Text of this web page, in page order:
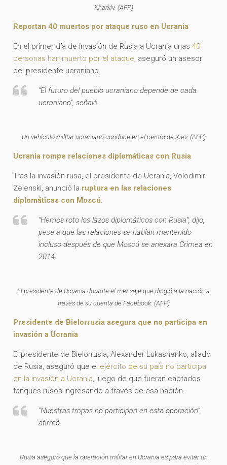
Kharkiv. (AFP)
Reportan 40 muertos por ataque ruso en Ucrania
En el primer día de invasión de Rusia a Ucrania unas40
personas han muerto por el ataque, aseguró un asesor
del presidente ucraniano.
“El futuro del pueblo ucraniano depende de cada
ucraniano”, señaló.
Un vehículo militar ucraniano conduce en el centro de Kiev. (AFP)
Ucrania rompe relaciones diplomáticas con Rusia
Tras la invasión rusa, el presidente de Ucrania, Volodimir
Zelenski, anunció la ruptura en las relaciones
diplomáticas con Moscú.
“Hemos roto los lazos diplomáticos con Rusia”, dijo,
pese a que las relaciones se habían mantenido
incluso después de que Moscú se anexara Crimea en
2014.
El presidente de Ucrania durante el mensaje que dirigió a la nación a
través de su cuenta de Facebook. (AFP)
Presidente de Bielorrusia asegura que no participa en
invasión a Ucrania
El presidente de Bielorrusia, Alexander Lukashenko, aliado
de Rusia, aseguró que el ejército de su país no participa
en la invasión a Ucrania, luego de que fueran captados
tanques rusos ingresando a través de esa nación.
“Nuestras tropas no participan en esta operación”,
afirmó.
Rusia aseguró que la operación militar en Ucrania es para evitar un